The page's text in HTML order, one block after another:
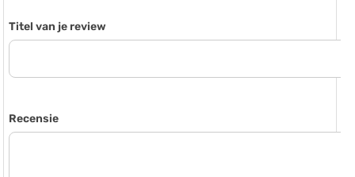
Titel van je review
Recensie